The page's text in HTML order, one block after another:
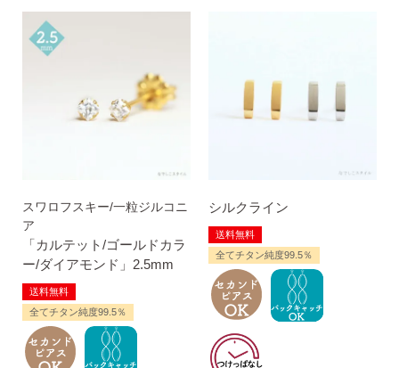
スワロフスキー/一粒ジルコニ
ア
「カルテット/ゴールドカラ
ー/ダイアモンド」2.5mm
送料無料
全てチタン純度99.5％
シルクライン
送料無料
全てチタン純度99.5％